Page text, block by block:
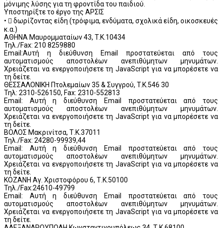
μόνιμης λύσης για τη φροντίδα του παιδιού.
Υποστηρίξτε το έργο της ΑΡΣΙΣ
•  δωρίζοντας είδη (τρόφιμα, ενδύματα, σχολικά είδη, οικοσκευές
κ.α.)
ΑΘΗΝΑ Μαυρομματαίων 43, T.K.10434
Τηλ./Fax: 210 8259880
Email:Αυτή η διεύθυνση Email προστατεύεται από τους
αυτοματισμούς αποστολέων ανεπιθύμητων μηνυμάτων.
Χρειάζεται να ενεργοποιήσετε τη JavaScript για να μπορέσετε να
τη δείτε.
ΘΕΣΣΑΛΟΝΙΚΗ Πτολεμαίων 35 & Συγγρού, T.K.546 30
Τηλ: 2310-526150, Fax: 2310-552813
Email: Αυτή η διεύθυνση Email προστατεύεται από τους
αυτοματισμούς αποστολέων ανεπιθύμητων μηνυμάτων.
Χρειάζεται να ενεργοποιήσετε τη JavaScript για να μπορέσετε να
τη δείτε.
ΒΟΛΟΣ Μακρινίτσα, Τ.Κ.37011
Τηλ./Fax: 24280-99939,44
Email: Αυτή η διεύθυνση Email προστατεύεται από τους
αυτοματισμούς αποστολέων ανεπιθύμητων μηνυμάτων.
Χρειάζεται να ενεργοποιήσετε τη JavaScript για να μπορέσετε να
τη δείτε.
ΚΟΖΑΝΗ Αγ. Χριστοφόρου 6, Τ.Κ.50100
Τηλ./Fax:24610-49799
Email: Αυτή η διεύθυνση Email προστατεύεται από τους
αυτοματισμούς αποστολέων ανεπιθύμητων μηνυμάτων.
Χρειάζεται να ενεργοποιήσετε τη JavaScript για να μπορέσετε να
τη δείτε.